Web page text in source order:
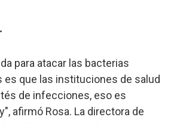
para atacar las bacterias
es que las instituciones de salud
de infecciones, eso es
afirmó Rosa. La directora de